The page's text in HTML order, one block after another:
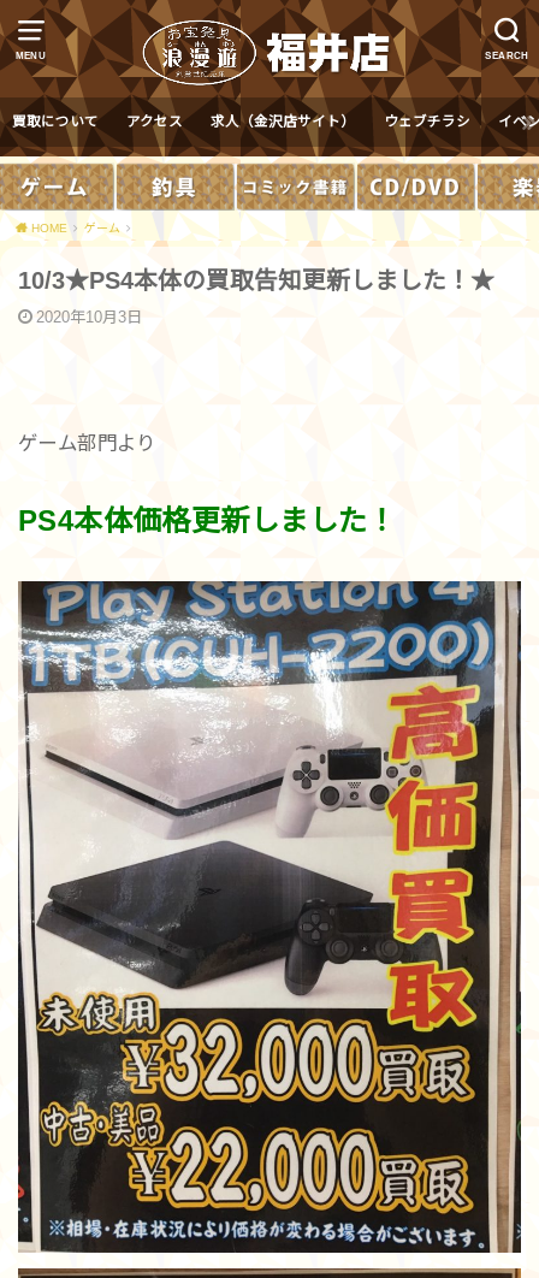
MENU SEARCH
買取について アクセス 求人（金沢店サイト） ウェブチラシ イベ
HOME ゲーム
10/3★PS4本体の買取告知更新しました！★
2020年10月3日
ゲーム部門より
PS4本体価格更新しました！